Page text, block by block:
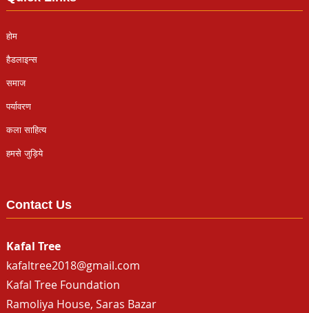
होम
हैडलाइन्स
समाज
पर्यावरण
कला साहित्य
हमसे जुड़िये
Contact Us
Kafal Tree
kafaltree2018@gmail.com
Kafal Tree Foundation
Ramoliya House, Saras Bazar